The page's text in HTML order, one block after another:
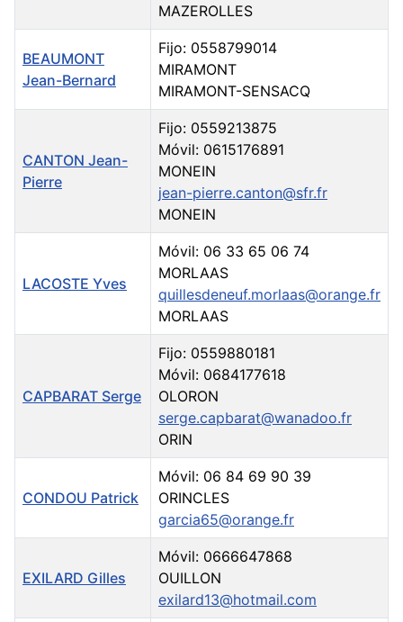
MAZEROLLES
BEAUMONT
Jean-Bernard
Fijo: 0558799014
MIRAMONT
MIRAMONT-SENSACQ
CANTON Jean-
Pierre
Fijo: 0559213875
Móvil: 0615176891
MONEIN
jean-pierre.canton@sfr.fr
MONEIN
LACOSTE Yves
Móvil: 06 33 65 06 74
MORLAAS
quillesdeneuf.morlaas@orange.fr
MORLAAS
CAPBARAT Serge
Fijo: 0559880181
Móvil: 0684177618
OLORON
serge.capbarat@wanadoo.fr
ORIN
CONDOU Patrick
Móvil: 06 84 69 90 39
ORINCLES
garcia65@orange.fr
EXILARD Gilles
Móvil: 0666647868
OUILLON
exilard13@hotmail.com